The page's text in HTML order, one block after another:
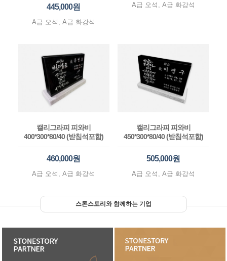
445,000원
A급 오석, A급 화강석
A급 오석, A급 화강석
캘리그라피 피와비
400*300*80/40 (받침석포함)
460,000원
A급 오석, A급 화강석
캘리그라피 피와비
450*300*80/40 (받침석포함)
505,000원
A급 오석, A급 화강석
스톤스토리와 함께하는 기업